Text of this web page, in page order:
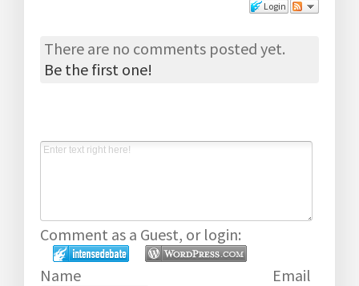
Login
There are no comments posted yet.
Be the first one!
Comment as a Guest, or login:
Name Email